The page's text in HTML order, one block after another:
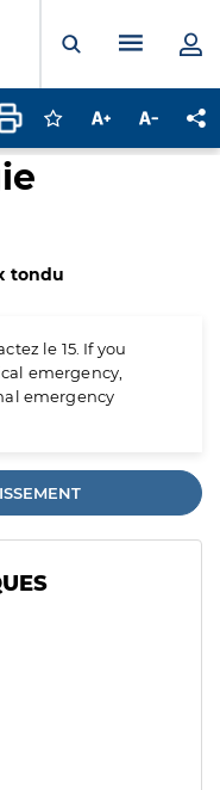
Ouvrir laMenu
Connectez-vous
Augmenter la
tondu
le 15. If you
emergency,
emergency